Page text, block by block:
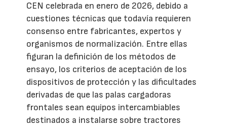
CEN celebrada en enero de 2026, debido a
cuestiones técnicas que todavía requieren
consenso entre fabricantes, expertos y
organismos de normalización. Entre ellas
figuran la definición de los métodos de
ensayo, los criterios de aceptación de los
dispositivos de protección y las dificultades
derivadas de que las palas cargadoras
frontales sean equipos intercambiables
destinados a instalarse sobre tractores